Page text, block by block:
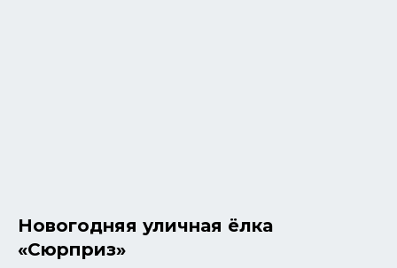
Новогодняя уличная ёлка
«Сюрприз»